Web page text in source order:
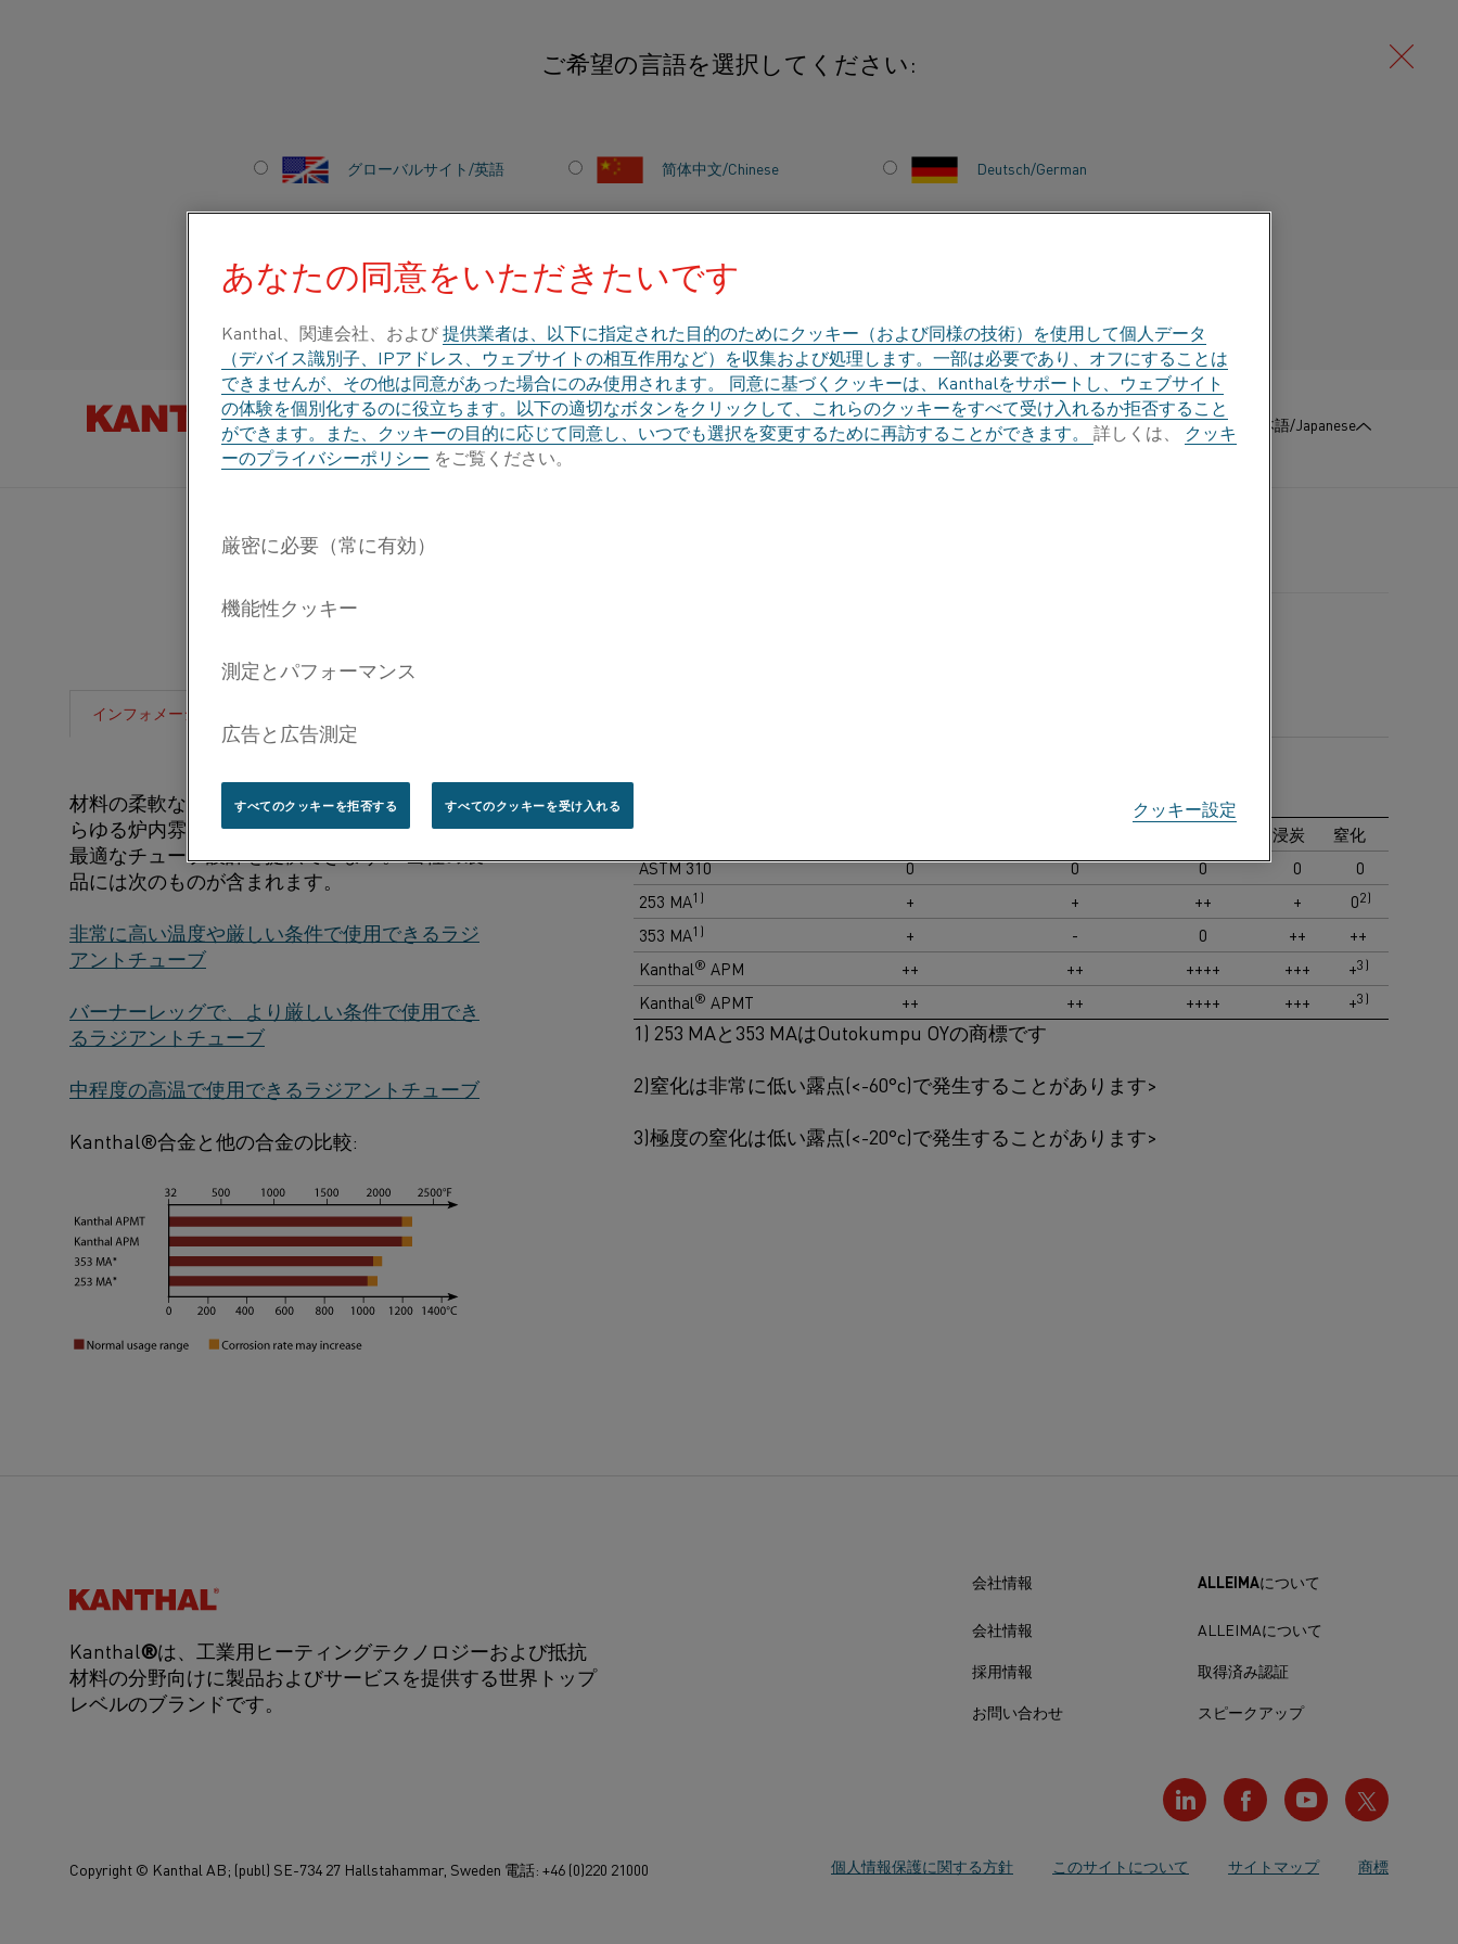
ご希望の言語を選択してください:
グローバルサイト/英語 简体中文/Chinese Deutsch/German
Español/Spanish Français/French
製品を以下のカテゴリで探す 会社概要 ナレッジハブ : お問い合わせ 日本語/Japanese
炉用チューブ
U型およびW型のラジアントチューブ
のラジアントチューブには、ニッケルクロム(NiCr)合金と、2種類の材料を組
み合わせた、非常に厳しい環境向けのKanthal® APMおよびKanthal ®
APMT鉄・クロ
ム・アルミ(FeCrAl)合金が含まれます。
APMおよびKanthal®APMT鉄・クロム・アルミ合金の詳細
パンフレットをダウンロード も
と
し
く
知
る
必
要
が
あ
ま
か？
お問い合わせ
インフォメーション
材料の柔軟な選択により、Kanthal®は事実上あ
らゆる炉内雰囲気、プロセス温度、設置設計に
最適なチューブ設計を提供できます。 当社の製
品には次のものが含まれます。
非常に高い温度や厳しい条件で使用できるラジ
アントチューブ
バーナーレッグで、より厳しい条件で使用でき
るラジアントチューブ
中程度の高温で使用できるラジアントチューブ
Kanthal®合金と他の合金の比較:
浸炭
窒化
ASTM 310
0 0 0 0
0
253 MA1) + + ++ + 02)
353 MA1) + - 0 ++
++
Kanthal® APM ++ ++ ++++ +++ +3)
Kanthal® APMT ++ ++ ++++ +++ +3)
1) 253 MAと353 MAはOutokumpu OYの商標です
2)窒化は非常に低い露点(<-60°c)で発生することがあります>
3)極度の窒化は低い露点(<-20°c)で発生することがあります>
Kanthal®
Kanthal®は、工業用ヒーティングテクノロジーおよび抵抗
材料の分野向けに製品およびサービスを提供する世界トップ
レベルのブランドです。
会社情報
会社情報
採用情報
お問い合わせ
ALLEIMAについて
ALLEIMAについて
取得済み認証
スピークアップ
個人情報保護に関する方針 このサイトについて サイトマップ 商標
Copyright © Kanthal AB; (publ) SE-734 27 Hallstahammar, Sweden 電話: +46 (0)220 21000
あなたの同意をいただきたいです
Kanthal、関連会社、および提供業者は、以下に指定された目的のためにクッキー（および同様の技術）を使用して個人データ
（デバイス識別子、IPアドレス、ウェブサイトの相互作用など）を収集および処理します。一部は必要であり、オフにすることは
できませんが、その他は同意があった場合にのみ使用されます。 同意に基づくクッキーは、Kanthalをサポートし、ウェブサイト
の体験を個別化するのに役立ちます。以下の適切なボタンをクリックして、これらのクッキーをすべて受け入れるか拒否すること
ができます。また、クッキーの目的に応じて同意し、いつでも選択を変更するために再訪することができます。 詳しくは、 クッキ
ーのプライバシーポリシー をご覧ください。
クッキー設定
すべてのクッキーを拒否する すべてのクッキーを受け入れる